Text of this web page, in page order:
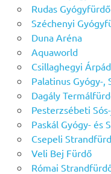
Rudas Gyógyfürdő
Széchenyi
Duna Aréna
Aquaworld
Csillaghegyi
Palatinus Gyógy-,
Dagály
Pesterzsébeti
Paskál Gyógy- és
Csepeli
Veli Bej Fürdő
Római